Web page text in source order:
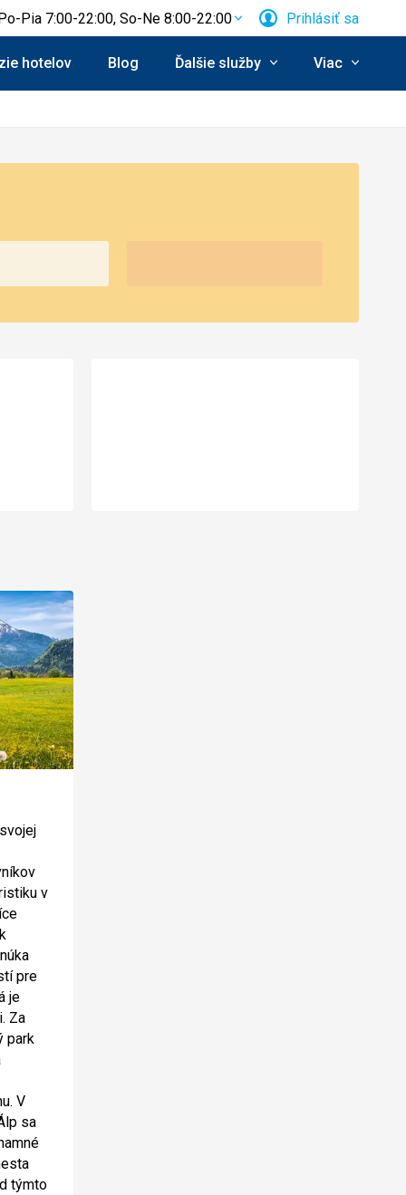
Pia 7:00-22:00, So-Ne 8:00-22:00 Prihlásiť sa
hotelov Blog Ďalšie služby Viac
v
pre
je
Za
park
V
sa
týmto